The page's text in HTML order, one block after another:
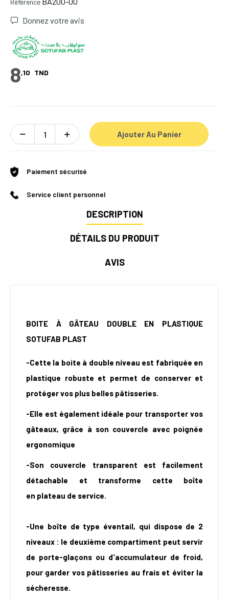
Référence
Donnez votre avis
8,10 TND
Ajouter Au Panier
Paiement sécurisé
Service client personnel
DESCRIPTION
DÉTAILS DU PRODUIT
AVIS
BOITE À GÂTEAU DOUBLE EN PLASTIQUE
SOTUFAB PLAST
-Cette la boite à double niveau est fabriquée en
plastique robuste et permet de conserveret
protéger vos plus belles pâtisseries.
-Elle est également idéale pour transporter vos
gâteaux, grâce à son couvercle avec poignée
ergonomique
-Son couvercle transparent est facilement
détachable et transforme cette boîte
en plateau de service.
-Une boîte de type éventail, qui dispose de 2
niveaux : le deuxième compartiment peut servir
de porte-glaçons ou d'accumulateur de froid,
pour garder vos pâtisseries au frais et éviter la
sécheresse.